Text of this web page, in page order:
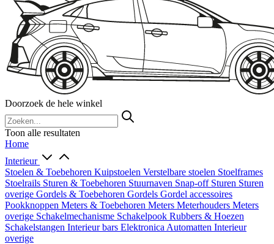
Doorzoek de hele winkel
Toon alle resultaten
Home
Interieur
Stoelen & Toebehoren Kuipstoelen Verstelbare stoelen Stoelframes
Stoelrails Sturen & Toebehoren Stuurnaven Snap-off Sturen Sturen
overige Gordels & Toebehoren Gordels Gordel accessoires
Pookknoppen Meters & Toebehoren Meters Meterhouders Meters
overige Schakelmechanisme Schakelpook Rubbers & Hoezen
Schakelstangen Interieur bars Elektronica Automatten Interieur
overige